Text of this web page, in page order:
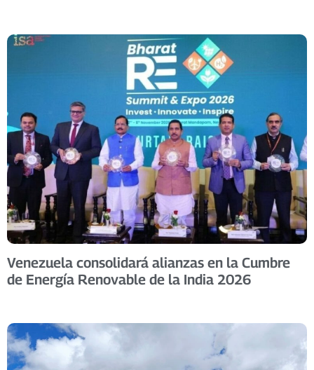
Venezuela consolidará alianzas en la Cumbre
de Energía Renovable de la India 2026